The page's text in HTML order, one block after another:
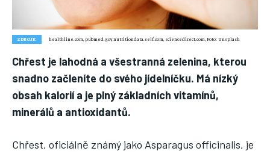
Nic není tak důležité, jako vaše zdraví.
Náš web nabízí komplexní informace a rady pro zdravý životní
styl, zahrnující nejnovější poznatky o různých onemocněních,
přínosné zdravotní praktiky, techniky jógy a rady pro
vyváženou stravu.
DĚTI
ZDROJE: healthline.com, pubmed.gov, nutritiondata.self.com, sciencedirect.com, Foto: Unsplash
Chřest je lahodná a všestranná zelenina, kterou
snadno začleníte do svého jídelníčku. Má nízký
obsah kalorií a je plný základních vitamínů,
minerálů a antioxidantů.
Chřest, oficiálně známý jako Asparagus officinalis, je